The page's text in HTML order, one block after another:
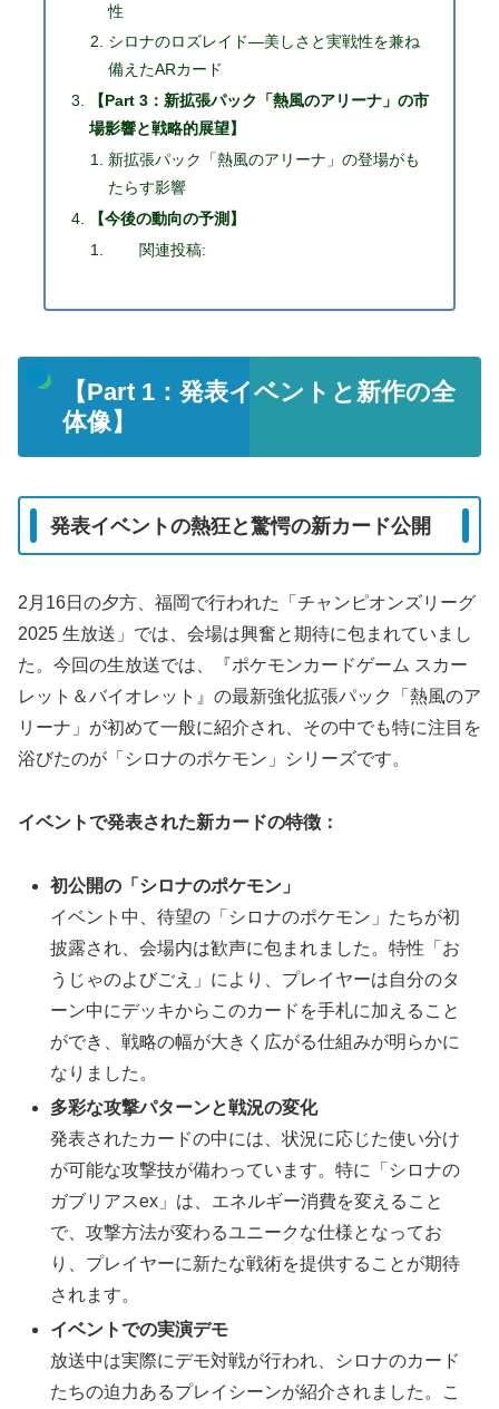
性
シロナのロズレイド―美しさと実戦性を兼ね
備えたARカード
【Part 3：新拡張パック「熱風のアリーナ」の市
場影響と戦略的展望】
新拡張パック「熱風のアリーナ」の登場がも
たらす影響
【今後の動向の予測】
関連投稿:
【Part 1：発表イベントと新作の全
体像】
発表イベントの熱狂と驚愕の新カード公開
2月16日の夕方、福岡で行われた「チャンピオンズリーグ
2025 生放送」では、会場は興奮と期待に包まれていまし
た。今回の生放送では、『ポケモンカードゲーム スカー
レット＆バイオレット』の最新強化拡張パック「熱風のア
リーナ」が初めて一般に紹介され、その中でも特に注目を
浴びたのが「シロナのポケモン」シリーズです。
イベントで発表された新カードの特徴：
初公開の「シロナのポケモン」
イベント中、待望の「シロナのポケモン」たちが初
披露され、会場内は歓声に包まれました。特性「お
うじゃのよびごえ」により、プレイヤーは自分のタ
ーン中にデッキからこのカードを手札に加えること
ができ、戦略の幅が大きく広がる仕組みが明らかに
なりました。
多彩な攻撃パターンと戦況の変化
発表されたカードの中には、状況に応じた使い分け
が可能な攻撃技が備わっています。特に「シロナの
ガブリアスex」は、エネルギー消費を変えること
で、攻撃方法が変わるユニークな仕様となってお
り、プレイヤーに新たな戦術を提供することが期待
されます。
イベントでの実演デモ
放送中は実際にデモ対戦が行われ、シロナのカード
たちの迫力あるプレイシーンが紹介されました。こ